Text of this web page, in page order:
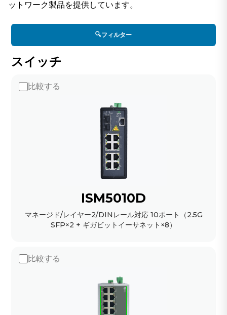
ットワーク製品を提供しています。
🔍フィルター
スイッチ
比較する
ISM5010D
マネージド/レイヤー2/DINレール対応 10ポート（2.5G
SFP×2 + ギガビットイーサネット×8）
比較する